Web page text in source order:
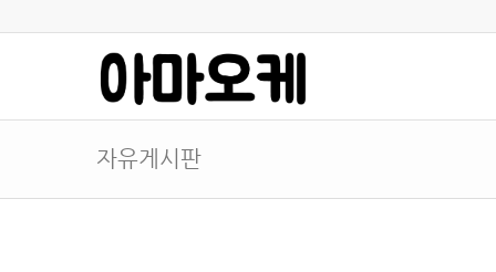
자유게시판